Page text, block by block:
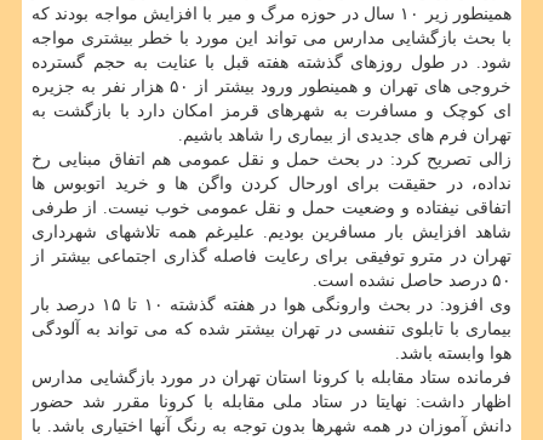
همینطور زیر ۱۰ سال در حوزه مرگ و میر با افزایش مواجه بودند که
با بحث بازگشایی مدارس می تواند این مورد با خطر بیشتری مواجه
شود. در طول روزهای گذشته هفته قبل با عنایت به حجم گسترده
خروجی های تهران و همینطور ورود بیشتر از ۵۰ هزار نفر به جزیره
ای کوچک و مسافرت به شهرهای قرمز امکان دارد با بازگشت به
تهران فرم های جدیدی از بیماری را شاهد باشیم.
زالی تصریح کرد: در بحث حمل و نقل عمومی هم اتفاق مبنایی رخ
نداده، در حقیقت برای اورحال کردن واگن ها و خرید اتوبوس ها
اتفاقی نیفتاده و وضعیت حمل و نقل عمومی خوب نیست. از طرفی
شاهد افزایش بار مسافرین بودیم. علیرغم همه تلاشهای شهرداری
تهران در مترو توفیقی برای رعایت فاصله گذاری اجتماعی بیشتر از
۵۰ درصد حاصل نشده است.
وی افزود: در بحث وارونگی هوا در هفته گذشته ۱۰ تا ۱۵ درصد بار
بیماری با تابلوی تنفسی در تهران بیشتر شده که می تواند به آلودگی
هوا وابسته باشد.
فرمانده ستاد مقابله با کرونا استان تهران در مورد بازگشایی مدارس
اظهار داشت: نهایتا در ستاد ملی مقابله با کرونا مقرر شد حضور
دانش آموزان در همه شهرها بدون توجه به رنگ آنها اختیاری باشد. با